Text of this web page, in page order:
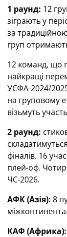
1 раунд: 12
зіграють у
за
груп
12 команд, що
найкращі
УЄФА-2024/
на груповому
візьмуть
2 раунд:
фіналів. 16
плей-оф.
ЧС-2026.
АФК (Азія): 8
КАФ (Африка):